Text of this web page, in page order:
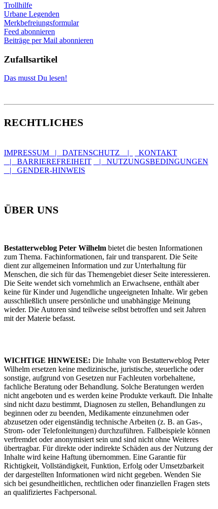
Trollhilfe
Urbane Legenden
Merkbefreiungsformular
Feed abonnieren
Beiträge per Mail abonnieren
Zufallsartikel
Das musst Du lesen!
RECHTLICHES
IMPRESSUM | DATENSCHUTZ |
KONTAKT
| BARRIEREFREIHEIT
| NUTZUNGSBEDINGUNGEN
| GENDER-HINWEIS
ÜBER UNS
Bestatterweblog Peter Wilhelm bietet die besten Informationen
zum Thema. Fachinformationen, fair und transparent. Die Seite
dient zur allgemeinen Information und zur Unterhaltung für
Menschen, die sich für das Themengebiet dieser Seite interessieren.
Die Seite wendet sich vornehmlich an Erwachsene, enthält aber
keine für Kinder und Jugendliche ungeeigneten Inhalte. Wir geben
ausschließlich unsere persönliche und unabhängige Meinung
wieder. Die Autoren sind teilweise selbst betroffen und seit Jahren
mit der Materie befasst.
WICHTIGE HINWEISE: Die Inhalte von Bestatterweblog Peter
Wilhelm ersetzen keine medizinische, juristische, steuerliche oder
sonstige, aufgrund von Gesetzen nur Fachleuten vorbehaltene,
fachliche Beratung oder Behandlung. Solche Beratungen werden
nicht angeboten und es werden keine Produkte verkauft. Die Inhalte
sind nicht dazu bestimmt, Diagnosen zu stellen, Behandlungen zu
beginnen oder zu beenden, Medikamente einzunehmen oder
abzusetzen oder eigenständig technische Arbeiten (z. B. an Gas-,
Strom- oder Telefonleitungen) durchzuführen. Fallbeispiele können
verfremdet oder anonymisiert sein und sind nicht ohne Weiteres
übertragbar. Für direkte oder indirekte Schäden aus der Nutzung der
Inhalte wird keine Haftung übernommen. Eine Garantie für
Richtigkeit, Vollständigkeit, Funktion, Erfolg oder Umsetzbarkeit
der dargestellten Informationen wird nicht gegeben. Wenden Sie
sich bei gesundheitlichen, rechtlichen oder finanziellen Fragen stets
an qualifiziertes Fachpersonal.